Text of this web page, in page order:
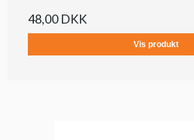
48,00 DKK
Vis produkt